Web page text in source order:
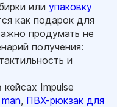
или упаковку
как подарок для
продумать не
получения:
и
Impulse
, ПВХ-рюкзак для